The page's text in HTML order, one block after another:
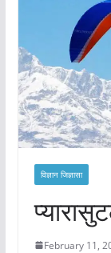
विज्ञान जिज्ञासा
February 11,